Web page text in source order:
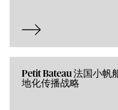
Petit Bateau 法国小帆
地化传播战略